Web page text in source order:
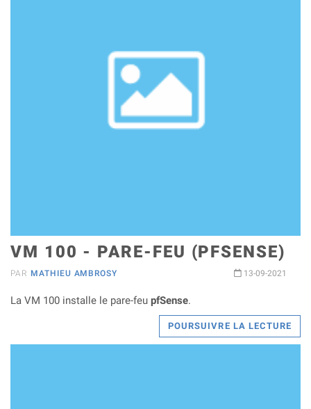
VM 100 - PARE-FEU (PFSENSE)
PAR MATHIEU AMBROSY 13-09-2021
La VM 100 installe le pare-feu pfSense.
POURSUIVRE LA LECTURE